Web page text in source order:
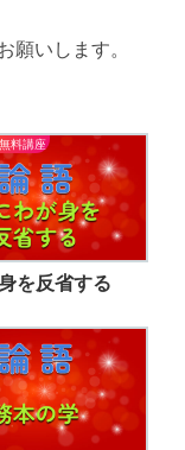
いします。
料講座
を反省する